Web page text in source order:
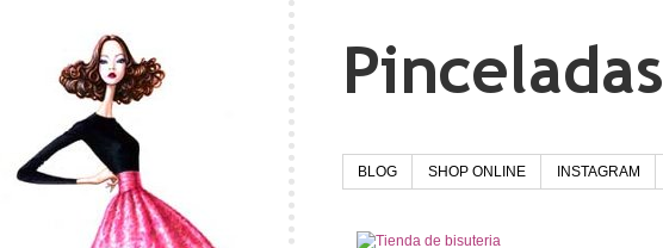
BLOG SHOP ONLINE INSTAGRAM